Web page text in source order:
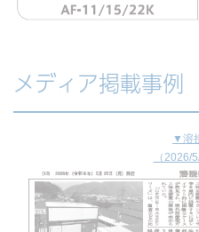
メディア掲載事例
▼溶
（2026/